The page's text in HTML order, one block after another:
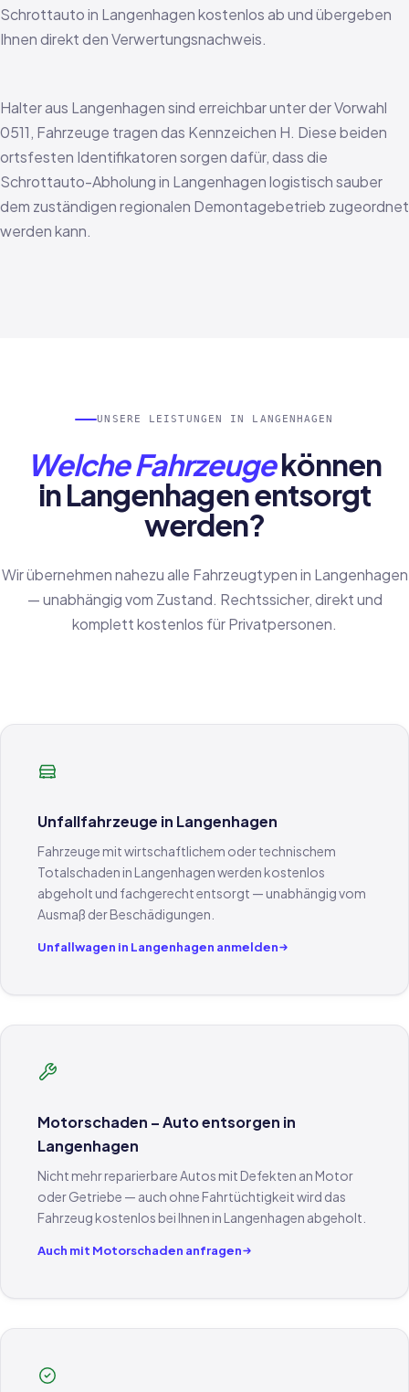
Schrottauto in Langenhagen kostenlos ab und übergeben
Ihnen direkt den Verwertungsnachweis.
Halter aus Langenhagen sind erreichbar unter der Vorwahl
0511, Fahrzeuge tragen das Kennzeichen H. Diese beiden
ortsfesten Identifikatoren sorgen dafür, dass die
Schrottauto-Abholung in Langenhagen logistisch sauber
dem zuständigen regionalen Demontagebetrieb zugeordnet
werden kann.
UNSERE LEISTUNGEN IN LANGENHAGEN
Welche Fahrzeugekönnen
in Langenhagen entsorgt
werden?
Wir übernehmen nahezu alle Fahrzeugtypen in Langenhagen
— unabhängig vom Zustand. Rechtssicher, direkt und
komplett kostenlos für Privatpersonen.
Unfallfahrzeuge in Langenhagen
Fahrzeuge mit wirtschaftlichem oder technischem
Totalschaden in Langenhagen werden kostenlos
abgeholt und fachgerecht entsorgt — unabhängig vom
Ausmaß der Beschädigungen.
Unfallwagen in Langenhagen anmelden
Motorschaden – Auto entsorgen in
Langenhagen
Nicht mehr reparierbare Autos mit Defekten an Motor
oder Getriebe — auch ohne Fahrtüchtigkeit wird das
Fahrzeug kostenlos bei Ihnen in Langenhagen abgeholt.
Auch mit Motorschaden anfragen